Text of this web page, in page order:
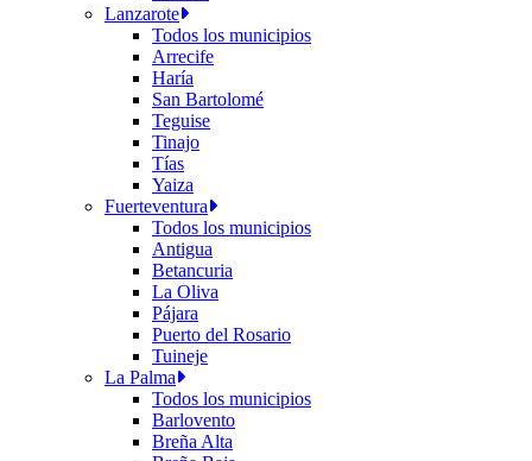
Lanzarote
Todos los municipios
Arrecife
Haría
San Bartolomé
Teguise
Tinajo
Tías
Yaiza
Fuerteventura
Todos los municipios
Antigua
Betancuria
La Oliva
Pájara
Puerto del Rosario
Tuineje
La Palma
Todos los municipios
Barlovento
Breña Alta